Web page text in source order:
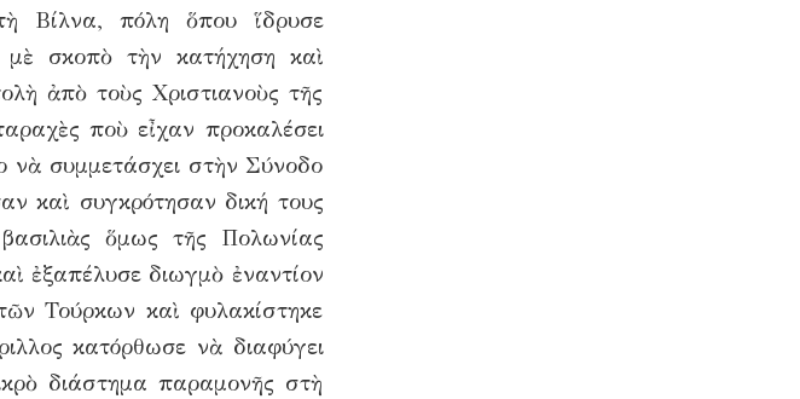
Βίλνα, πόλη ὅπου ἵδρυσε
μὲ σκοπὸ τὴν κατήχηση καὶ
ἀπὸ τοὺς Χριστιανοὺς τῆς
ποὺ εἶχαν προκαλέσει
νὰ συμμετάσχει στὴν Σύνοδο
καὶ συγκρότησαν δική τους
ὅμως τῆς Πολωνίας
ἐξαπέλυσε διωγμὸ ἐναντίον
Τούρκων καὶ φυλακίστηκε
κατόρθωσε νὰ διαφύγει
διάστημα παραμονῆς στὴ